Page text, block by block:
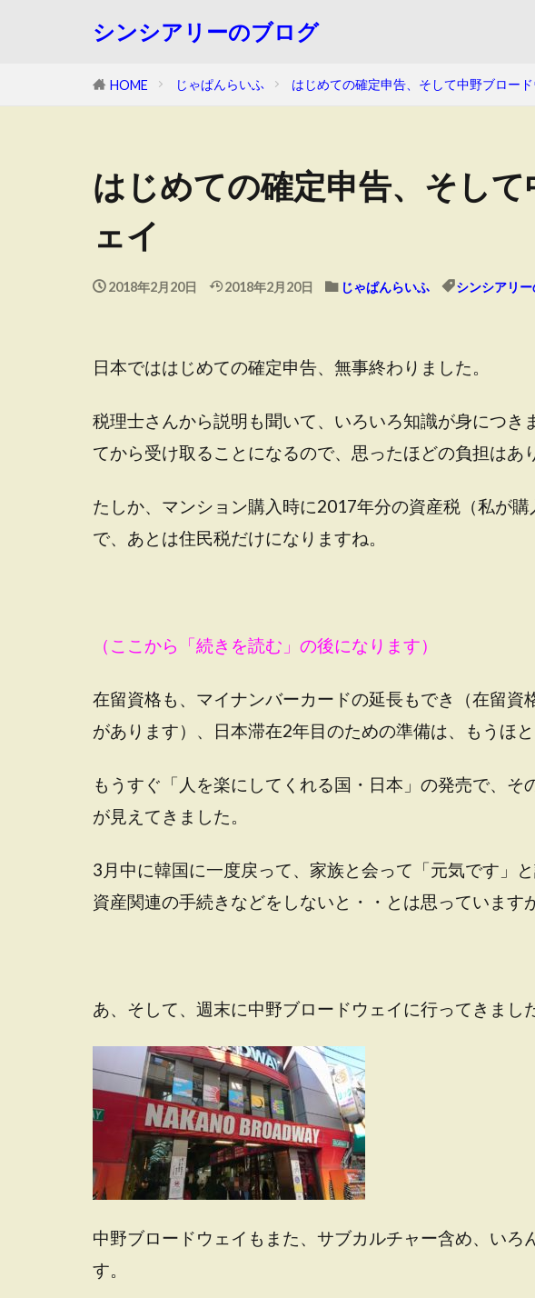
シンシアリーのブログ
HOME じゃぱんらいふ はじめての確定申告、そして中野ブロード
はじめての確定申告、そし
ェイ
2018年2月20日 2018年2月20日 じゃぱんらいふ シンシアリ
日本でははじめての確定申告、無事終わりました。
税理士さんから説明も聞いて、いろいろ知識が身につき
てから受け取ることになるので、思ったほどの負担はあ
たしか、マンション購入時に2017年分の資産税（私が
で、あとは住民税だけになりますね。
（ここから「続きを読む」の後になります）
在留資格も、マイナンバーカードの延長もでき（在留資
があります）、日本滞在2年目のための準備は、もうほと
もうすぐ「人を楽にしてくれる国・日本」の発売で、そ
が見えてきました。
3月中に韓国に一度戻って、家族と会って「元気です」
資産関連の手続きなどをしないと・・とは思っています
あ、そして、週末に中野ブロードウェイに行ってきまし
中野ブロードウェイもまた、サブカルチャー含め、いろ
す。